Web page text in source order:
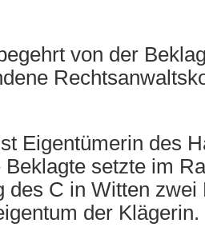
von der
Eigentümerin des
setzte im
des C in Witten zwei
der Klägerin.